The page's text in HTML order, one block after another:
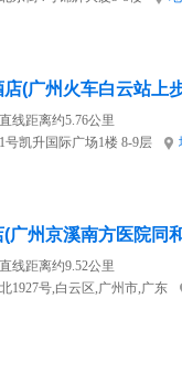
(广州火车白云站上
线距离约5.76公里
号凯升国际广场1楼 8-9层
广州京溪南方医院同
线距离约9.52公里
1927号,白云区,广州市,广东